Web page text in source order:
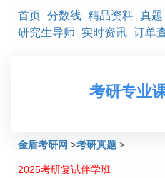
首页 分数线 精品资料 真题
研究生导师 实时资讯 订单
考研专业
金盾考研网 >考研真题 >
电子科技大学微机原理（复试）
2025考研复试伴学班